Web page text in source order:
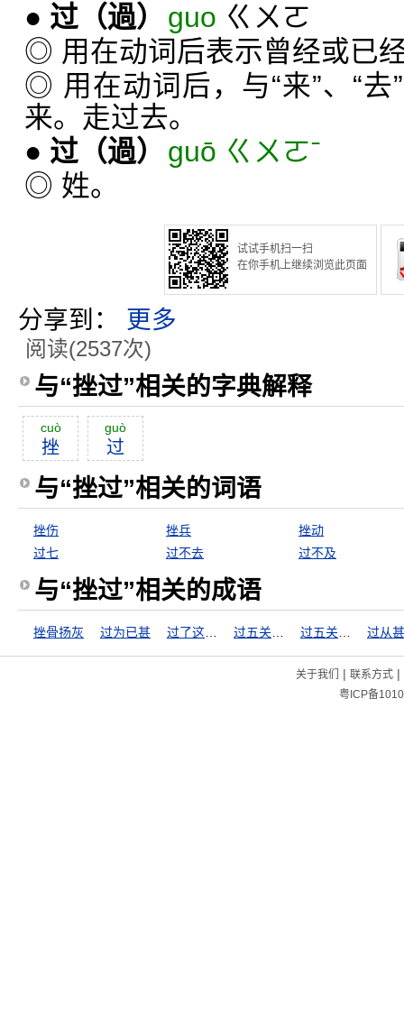
● 过 （過） guo ㄍㄨㄛ
◎ 用在动词后表示曾经或已
◎ 用在动词后，与“来”、“
来。走过去。
● 过 （過）
guō ㄍㄨㄛˉ
◎ 姓。
试试手机扫一扫
在你手机上继续浏览此页面
分享到： 更多
阅读(2537次)
与“挫过”相关的字典解释
cuò
挫
guò
过
与“挫过”相关的词语
挫伤 挫兵
挫动
过七
过不去 过不及
与“挫过”相关的成语
挫骨扬灰 过为已甚 过从
关于我们 | 联系方式|
粤ICP备